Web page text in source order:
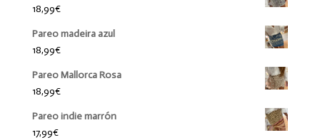
18,99€
Pareo madeira azul
18,99€
Pareo Mallorca Rosa
18,99€
Pareo indie marrón
17,99€